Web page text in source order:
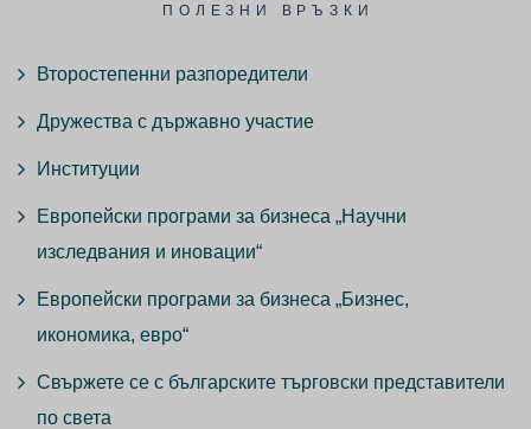
ПОЛЕЗНИ ВРЪЗКИ
Второстепенни разпоредители
Дружества с държавно участие
Институции
Европейски програми за бизнеса „Научни
изследвания и иновации“
Европейски програми за бизнеса „Бизнес,
икономика, евро“
Свържете се с българските търговски представители
по света